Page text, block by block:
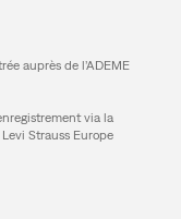
auprès de l’ADEME
via la
Strauss Europe